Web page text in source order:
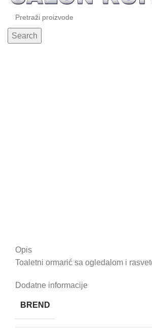
Search
Opis
Toaletni ormarić sa ogledalom i
Dodatne informacije
BREND